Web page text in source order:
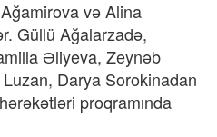
və Alina
Güllü Ağalarzadə,
Əliyeva, Zeynəb
Darya Sorokinadan
proqramında